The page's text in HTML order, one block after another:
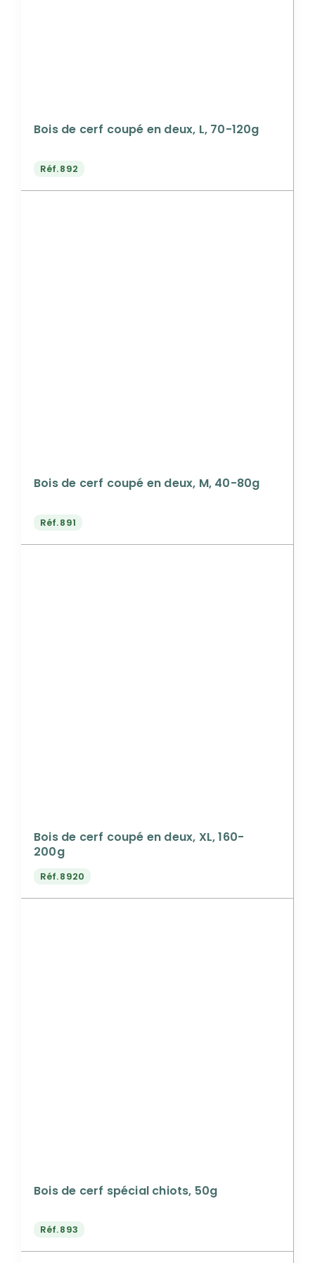
Bois de cerf coupé en deux, L, 70-120g
Réf.892
Bois de cerf coupé en deux, M, 40-80g
Réf.891
Bois de cerf coupé en deux, XL, 160-
200g
Réf.8920
Bois de cerf spécial chiots, 50g
Réf.893